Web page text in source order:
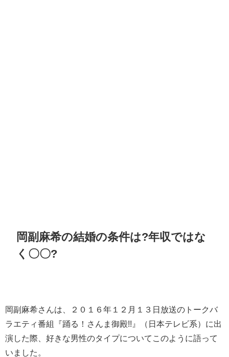
岡副麻希の結婚の条件は?年収ではな
く〇〇?
岡副麻希さんは、２０１６年１２月１３日放送のトークバ
ラエティ番組『踊る！さんま御殿!!』（日本テレビ系）に出
演した際、好きな男性のタイプについてこのように語って
いました。